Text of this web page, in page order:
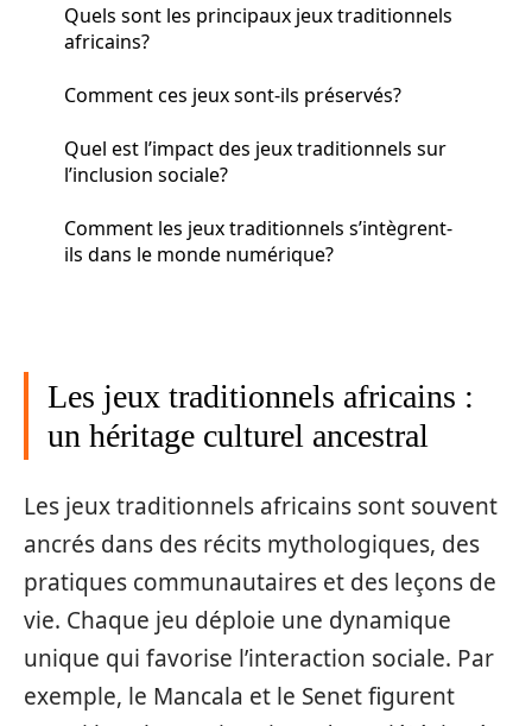
Quels sont les principaux jeux traditionnels
africains?
Comment ces jeux sont-ils préservés?
Quel est l’impact des jeux traditionnels sur
l’inclusion sociale?
Comment les jeux traditionnels s’intègrent-
ils dans le monde numérique?
Les jeux traditionnels africains :
un héritage culturel ancestral
Les jeux traditionnels africains sont souvent
ancrés dans des récits mythologiques, des
pratiques communautaires et des leçons de
vie. Chaque jeu déploie une dynamique
unique qui favorise l’interaction sociale. Par
exemple, le Mancala et le Senet figurent